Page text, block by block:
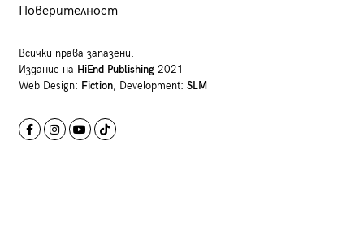
Поверителност
Всички права запазени.
Издание на HiEnd Publishing2021
Web Design: Fiction, Development: SLM